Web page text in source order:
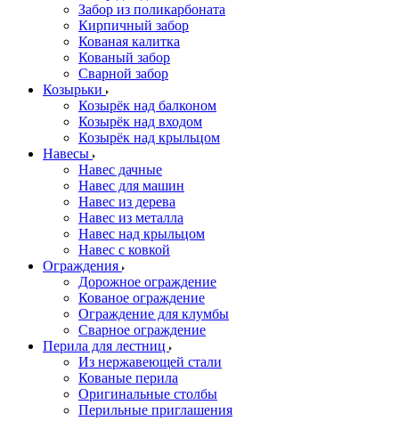
Забор из поликарбоната
Кирпичный забор
Кованая калитка
Кованый забор
Сварной забор
Козырьки
Козырёк над балконом
Козырёк над входом
Козырёк над крыльцом
Навесы
Навес дачные
Навес для машин
Навес из дерева
Навес из металла
Навес над крыльцом
Навес с ковкой
Ограждения
Дорожное ограждение
Кованое ограждение
Ограждение для клумбы
Сварное ограждение
Перила для лестниц
Из нержавеющей стали
Кованые перила
Оригинальные столбы
Перильные приглашения